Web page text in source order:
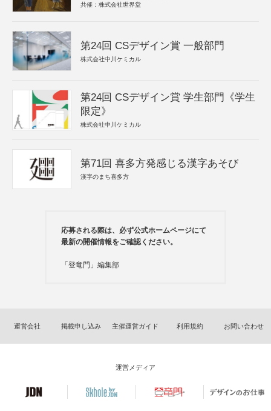
共催：株式会社世界堂
第24回 CSデザイン賞 一般部門
株式会社中川ケミカル
第24回 CSデザイン賞 学生部門《学生
限定》
株式会社中川ケミカル
第71回 喜多方発感じる漢字あそび
漢字のまち喜多方
応募される際は、必ず公式ホームページにて
最新の開催情報をご確認ください。
「登竜門」編集部
運営会社 掲載申し込み 主催運営ガイド 利用規約 お問い合わせ
運営メディア